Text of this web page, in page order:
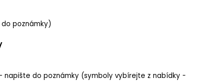
poznámky)
- napište do poznámky (symboly vybírejte z nabídky -